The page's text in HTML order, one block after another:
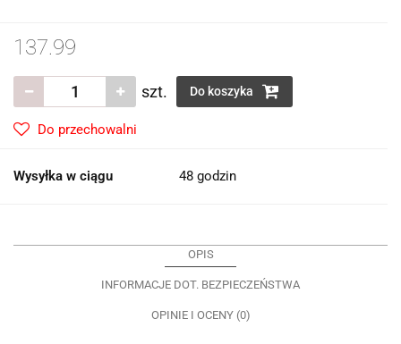
137.99
szt. Do koszyka
Do przechowalni
Wysyłka w ciągu 48 godzin
OPIS
INFORMACJE DOT. BEZPIECZEŃSTWA
OPINIE I OCENY (0)